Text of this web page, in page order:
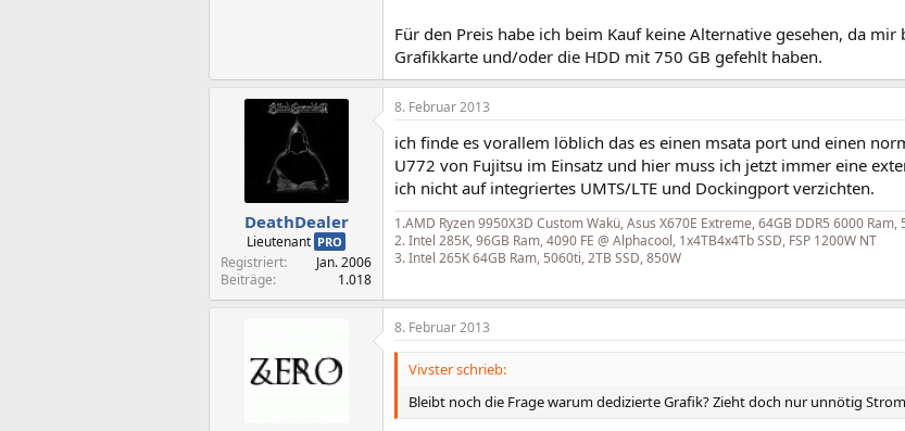
Für den Preis habe ich beim Kauf keine Alternative gesehen, da
Grafikkarte und/oder die HDD mit 750 GB gefehlt haben.
DeathDealer
Lieutenant PRO
Registriert
Jan. 2006
Beiträge
1.018
8. Februar 2013
ich finde es vorallem löblich das es einen msata port und einen
U772 von Fujitsu im Einsatz und hier muss ich jetzt immer eine
ich nicht auf integriertes UMTS/LTE und Dockingport verzichten.
1.AMD Ryzen 9950X3D Custom Wakü, Asus X670E Extreme, 64GB DDR5 6000 Ram,
2. Intel 285K, 96GB Ram, 4090 FE @ Alphacool, 1x4TB4x4Tb SSD, FSP 1200W NT
3. Intel 265K 64GB Ram, 5060ti, 2TB SSD, 850W
8. Februar 2013
Vivster schrieb:
Bleibt noch die Frage warum dedizierte Grafik? Zieht doch nur unnötig